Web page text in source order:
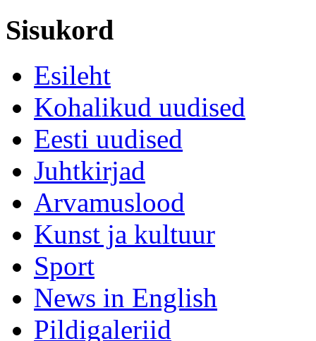
Sisukord
Esileht
Kohalikud uudised
Eesti uudised
Juhtkirjad
Arvamuslood
Kunst ja kultuur
Sport
News in English
Pildigaleriid